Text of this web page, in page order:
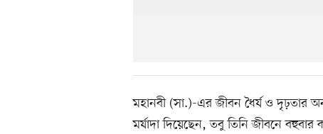
মহানবী (সা.)-এর জীবন ধৈর্য ও দৃঢ়তার
মর্যাদা দিয়েছেন, তবু তিনি জীবনে